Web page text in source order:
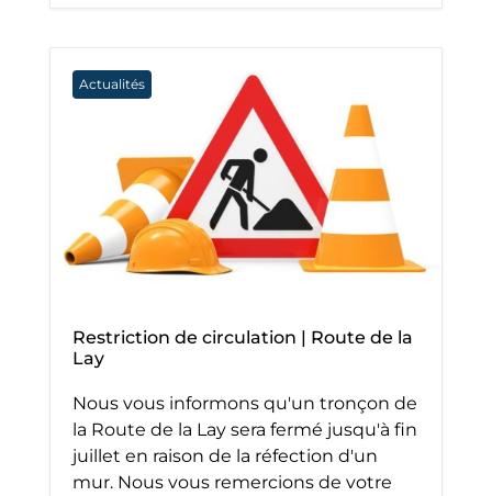
Actualités
Restriction de circulation | Route de la
Lay
Nous vous informons qu'un tronçon de
la Route de la Lay sera fermé jusqu'à fin
juillet en raison de la réfection d'un
mur. Nous vous remercions de votre